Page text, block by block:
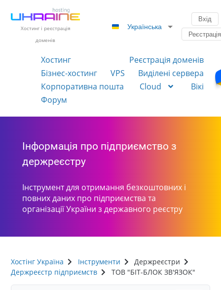
Хостинг і реєстрація
доменів
Українська
Вхід
Реєстрація
Хостинг
Реєстрація доменів
Бізнес-хостинг
VPS
Виділені сервера
Корпоративна пошта
Cloud
Вікі
Форум
Інформація про підприємство з
держреєстру
Інструмент для отримання безкоштовних і
повних даних про підприємства та
організації України з державного реєстру
Хостінг Україна Інструменти
Держреєстри
Держреєстр підприємств
ТОВ "БІТ-БЛОК ЗВ'ЯЗОК"